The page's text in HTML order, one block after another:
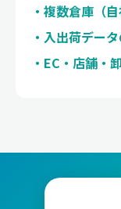
複数倉庫（
入出荷デー
EC・店舗・